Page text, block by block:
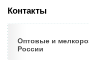
Контакты
Оптовые и
России